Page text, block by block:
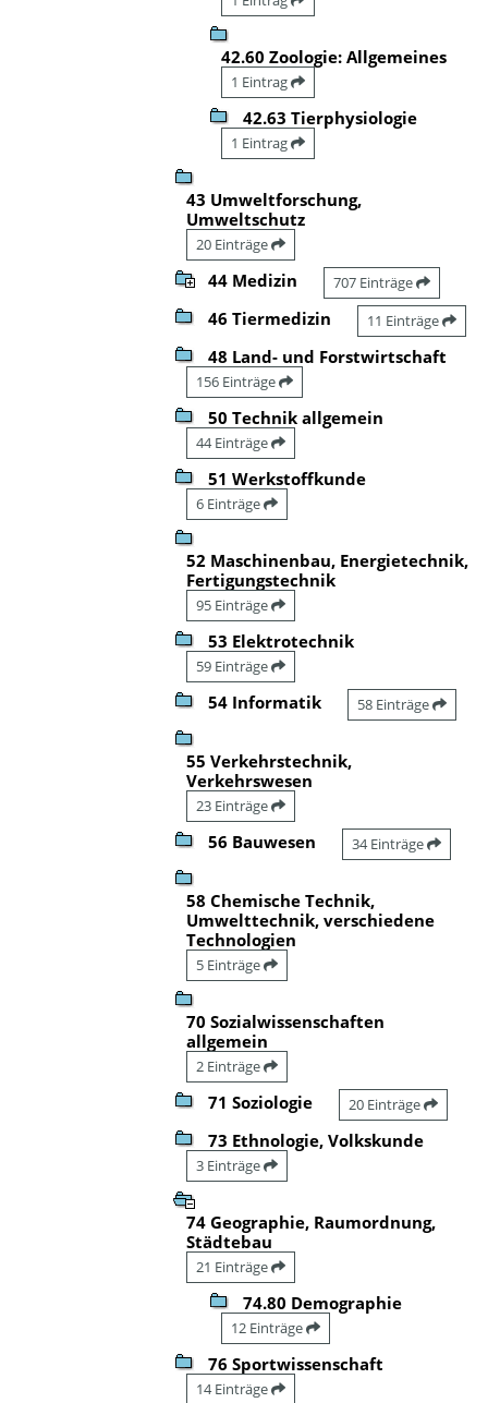
42.60 Zoologie: Allgemeines
1 Eintrag
42.63 Tierphysiologie
1 Eintrag
43 Umweltforschung,
Umweltschutz
20 Einträge
44 Medizin 707 Einträge
46 Tiermedizin 11 Einträge
48 Land- und Forstwirtschaft
156 Einträge
50 Technik allgemein
44 Einträge
51 Werkstoffkunde
6 Einträge
52 Maschinenbau, Energietechnik,
Fertigungstechnik
95 Einträge
53 Elektrotechnik
59 Einträge
54 Informatik 58 Einträge
55 Verkehrstechnik,
Verkehrswesen
23 Einträge
56 Bauwesen 34 Einträge
58 Chemische Technik,
Umwelttechnik, verschiedene
Technologien
5 Einträge
70 Sozialwissenschaften
allgemein
2 Einträge
71 Soziologie 20 Einträge
73 Ethnologie, Volkskunde
3 Einträge
74 Geographie, Raumordnung,
Städtebau
21 Einträge
74.80 Demographie
12 Einträge
76 Sportwissenschaft
14 Einträge